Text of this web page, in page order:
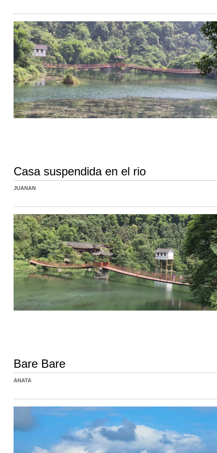
Casa suspendida en el rio
JUANAN
Bare Bare
ANATA